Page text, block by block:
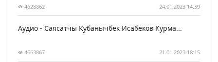
4628862 24.01.2023 14:39
Аудио - Саясатчы Кубанычбек Исабеков Курма...
4663867 21.01.2023 18:15